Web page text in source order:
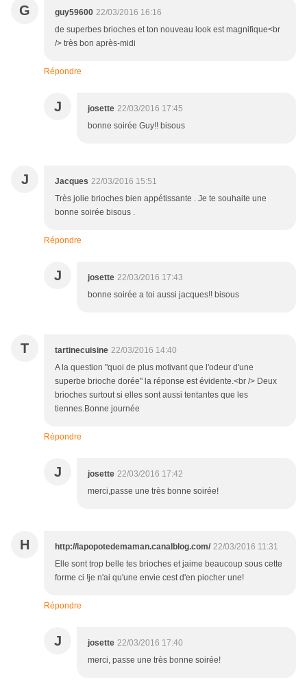
G guy59600 22/03/2016 16:16
de superbes brioches et ton nouveau look est magnifique<br
/> très bon après-midi
Répondre
J josette 22/03/2016 17:45
bonne soirée Guy!! bisous
J Jacques 22/03/2016 15:51
Très jolie brioches bien appétissante . Je te souhaite une
bonne soirée bisous .
Répondre
J josette 22/03/2016 17:43
bonne soirée a toi aussi jacques!! bisous
T tartinecuisine 22/03/2016 14:40
A la question "quoi de plus motivant que l'odeur d'une
superbe brioche dorée" la réponse est évidente.<br /> Deux
brioches surtout si elles sont aussi tentantes que les
tiennes.Bonne journée
Répondre
J josette 22/03/2016 17:42
merci,passe une très bonne soirée!
H http://lapopotedemaman.canalblog.com/ 22/03/2016 11:31
Elle sont trop belle tes brioches et jaime beaucoup sous cette
forme ci !je n'ai qu'une envie cest d'en piocher une!
Répondre
J josette 22/03/2016 17:40
merci, passe une très bonne soirée!